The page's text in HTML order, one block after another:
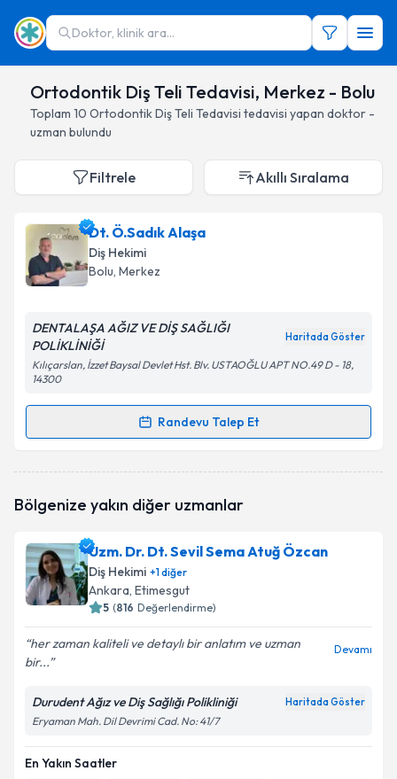
Doktor, klinik ara...
Ortodontik Diş Teli Tedavisi, Merkez - Bolu
Toplam 10 Ortodontik Diş Teli Tedavisi tedavisi yapan doktor -
uzman bulundu
Filtrele Akıllı Sıralama
Dt. Ö.Sadık Alaşa
Diş Hekimi
Bolu, Merkez
DENTALAŞA AĞIZ VE DİŞ SAĞLIĞI
POLİKLİNİĞİ
Haritada Göster
Kılıçarslan, İzzet Baysal Devlet Hst. Blv. USTAOĞLU APT NO.49 D - 18,
14300
Randevu Talep Et
Randevu Takvimi Talebi
oluşturun. Size bu uzmandan randevu almanız için bir
E-posta Adresiniz
Kişisel verilerimin işlenmesine ilişkinAydınlatma
Bölgenize yakın diğer uzmanlar
Uzm. Dr. Dt. Sevil Sema Atuğ Özcan
Diş Hekimi +1diğer
Ankara, Etimesgut
5 (816 Değerlendirme)
her zaman kaliteli ve detaylı bir anlatım ve uzman
bir...
Devamı
Durudent Ağız ve Diş Sağlığı Polikliniği Haritada Göster
Eryaman Mah. Dil Devrimi Cad. No: 41/7
En Yakın Saatler